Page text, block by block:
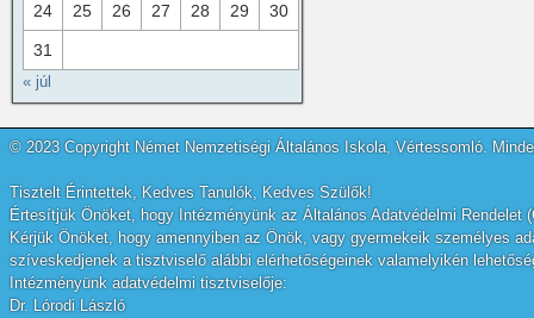
24 25 26 27 28 29 30
31
« júl
© 2023 Copyright Német Nemzetiségi Általános Iskola, Vértessomló.
Tisztelt Érintettek, Kedves Tanulók, Kedves Szülők!
Értesítjük Önöket, hogy Intézményünk az Általános Adatvédelmi
Kérjük Önöket, hogy amennyiben az Önök, vagy gyermekeik személyes
szíveskedjenek a tisztviselő alábbi elérhetőségeinek valamelyikén
Intézményünk adatvédelmi tisztviselője:
Dr. Lórodi László